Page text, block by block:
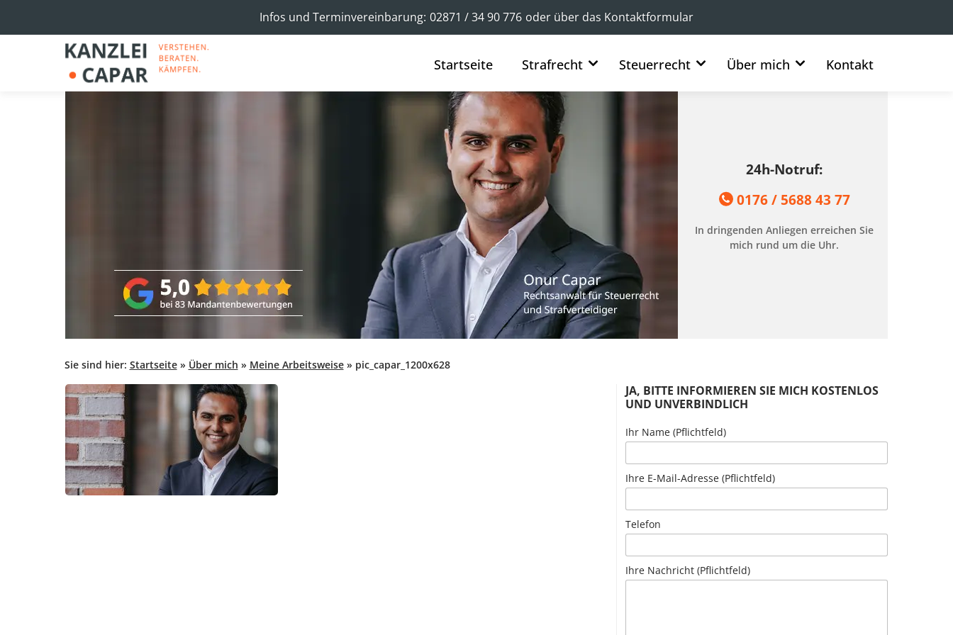
Infos und Terminvereinbarung: 02871 / 34 90 776 oder über das Kontaktformular
Startseite Strafrecht Steuerrecht Über mich Kontakt
24h-Notruf:
0176 / 5688 43 77
In dringenden Anliegen erreichen Sie
mich rund um die Uhr.
Sie sind hier: Startseite» Über mich » Meine Arbeitsweise» pic_capar_1200x628
JA, BITTE INFORMIEREN SIE MICH KOSTENLOS
UND UNVERBINDLICH
Ihr Name (Pflichtfeld)
Ihre E-Mail-Adresse (Pflichtfeld)
Telefon
Ihre Nachricht (Pflichtfeld)